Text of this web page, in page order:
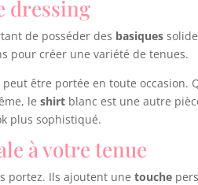
dressing
de posséder des basiques
pour créer une variété de tenues.
être portée en toute occasion.
leshirt blanc est une autre
plus sophistiqué.
à votre tenue
portez. Ils ajoutent unetouche